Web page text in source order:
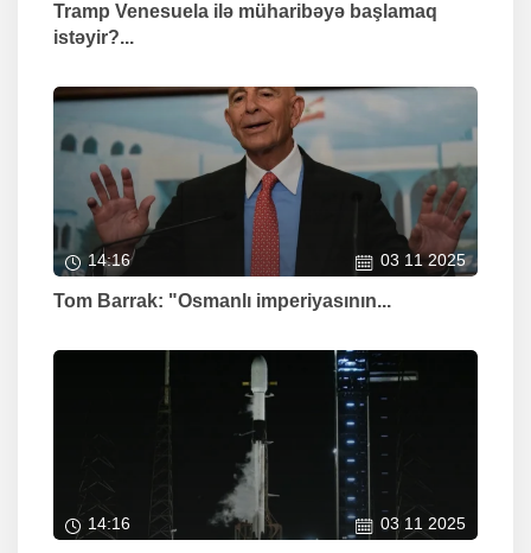
Tramp Venesuela ilə müharibəyə başlamaq
istəyir?...
14:16 03 11 2025
Tom Barrak: "Osmanlı imperiyasının...
14:16 03 11 2025